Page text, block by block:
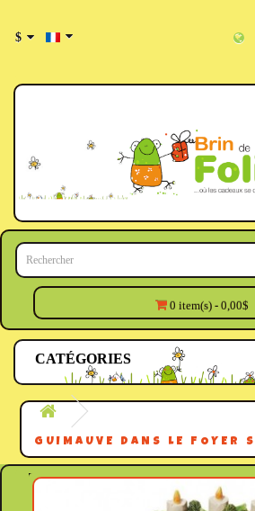
$
0 item(s) - 0,00$
CATÉGORIES
GUIMAUVE DANS LE FOYER